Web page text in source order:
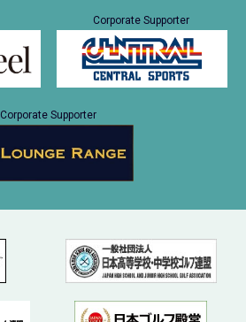
Corporate Supporter
Corporate Supporter